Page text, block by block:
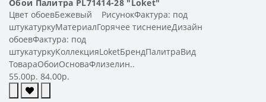
Обои Палитра PL71414-28 "Loket"
Цвет обоевБежевый РисунокФактура: под
штукатуркуМатериалГорячее тиснениеДизайн
обоевФактура: под
штукатуркуКоллекцияLoketБрендПалитраВид
ТовараОбоиОсноваФлизелин..
55.00р. 84.00р.